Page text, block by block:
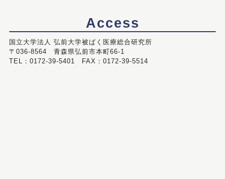
Access
国立大学法人 弘前大学被ばく医療総合研究所
〒036-8564 青森県弘前市本町66-1
TEL：0172-39-5401 FAX：0172-39-5514